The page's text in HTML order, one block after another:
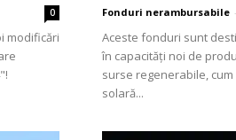
0
modificări
Fonduri nerambursabile -
Aceste fonduri sunt
în capacități noi de
surse regenerabile,
solară...